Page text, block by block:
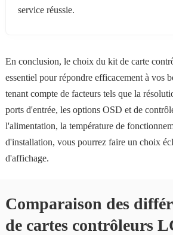
service réussie.
En conclusion, le choix du kit de carte
essentiel pour répondre efficacement à vos
tenant compte de facteurs tels que la
ports d'entrée, les options OSD et de
l'alimentation, la température de
d'installation, vous pourrez faire un choix
d'affichage.
Comparaison des
de cartes contrôleurs